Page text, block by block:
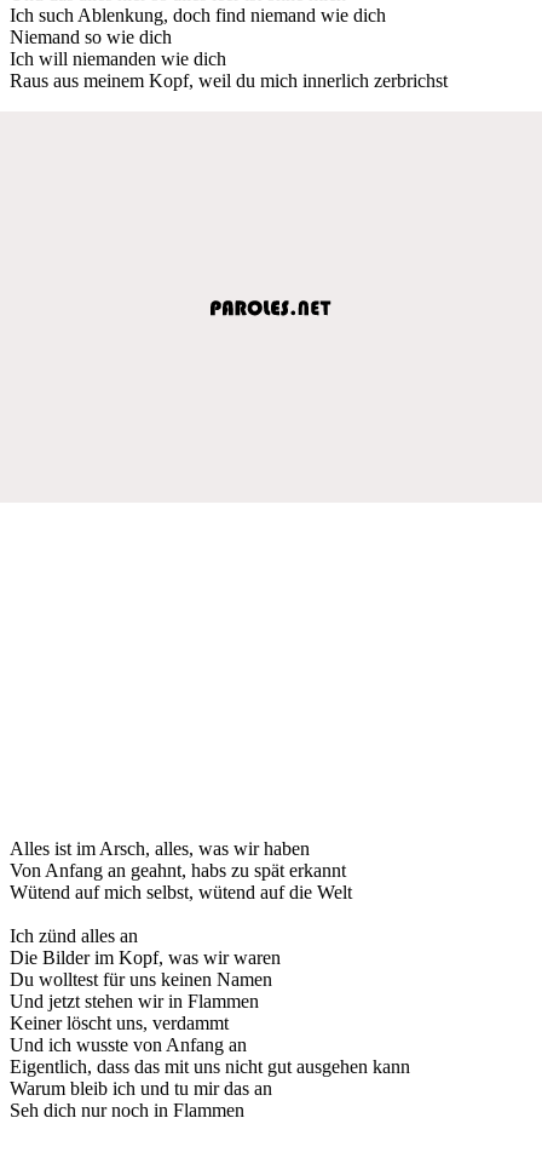
Ich such Ablenkung, doch find niemand wie dich
Niemand so wie dich
Ich will niemanden wie dich
Raus aus meinem Kopf, weil du mich innerlich zerbrichst
Alles ist im Arsch, alles, was wir haben
Von Anfang an geahnt, habs zu spät erkannt
Wütend auf mich selbst, wütend auf die Welt
Ich zünd alles an
Die Bilder im Kopf, was wir waren
Du wolltest für uns keinen Namen
Und jetzt stehen wir in Flammen
Keiner löscht uns, verdammt
Und ich wusste von Anfang an
Eigentlich, dass das mit uns nicht gut ausgehen kann
Warum bleib ich und tu mir das an
Seh dich nur noch in Flammen